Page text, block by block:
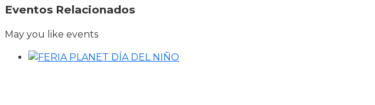
Eventos Relacionados
May you like events